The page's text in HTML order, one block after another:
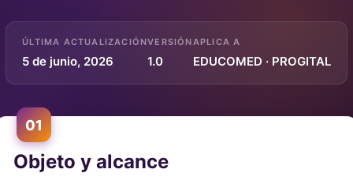
ÚLTIMA ACTUALIZACIÓN
5 de junio, 2026
VERSIÓN
1.0
APLICA A
EDUCOMED · PROGITAL
01
Objeto y alcance